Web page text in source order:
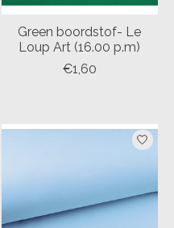
Green boordstof- Le
Loup Art (16.00 p.m)
€1,60